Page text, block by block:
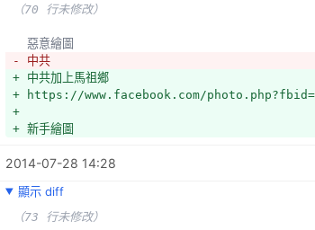
+ https://www.facebook.com/groups/
  Overpass應用
（3 行未修改）
https://www.facebook.com/
- 底圖來源
+ 底圖與參考來源
  http://mapwarper.rchss.sinica.edu.tw
+ 國土測繪服務
+ https://www.facebook.com/groups/
+ 公路里程碑
（70 行未修改）
  惡意繪圖
- 中共
+ 中共加上馬祖鄉
+ https://www.facebook.com/
+
+ 新手繪圖
2014-07-28 14:28
顯示 diff
（73 行未修改）